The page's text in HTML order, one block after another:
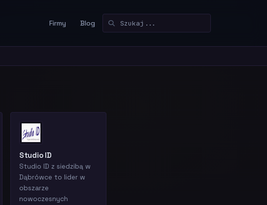
Firmy Blog
Studio ID
Studio ID z siedzibą w
Dąbrówce to lider w
obszarze
nowoczesnych